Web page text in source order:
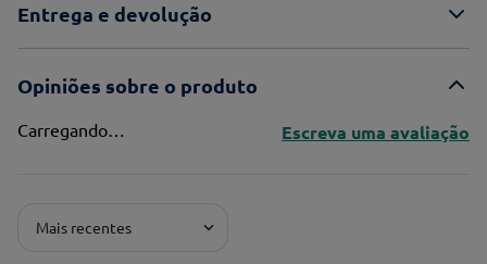
Entrega e devolução
Opiniões sobre o produto
Carregando… Escreva uma avaliação
Pontuação*
Mais recentes